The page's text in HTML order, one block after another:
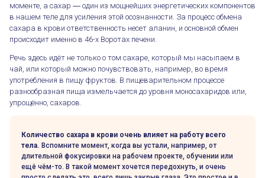
моменте, а сахар ― один из мощнейших энергетических компонентов
в нашем теле для усиления этой осознанности. За процесс обмена
сахара в крови ответственность несет аланин, и основной обмен
происходит именно в 46-х Воротах печени.
Речь здесь идёт не только о том сахаре, который мы насыпаем в
чай, или который можно почувствовать, например, во время
употребления в пищу фруктов. В пищеварительном процессе
разнообразная пища измельчается до уровня моносахаридов или,
упрощённо, сахаров.
Количество сахара в крови очень влияет на работу всего
тела. Вспомните момент, когда вы устали, например, от
длительной фокусировки на рабочем проекте, обучении или
ещё чём-то. В такой момент хочется передохнуть, и очень